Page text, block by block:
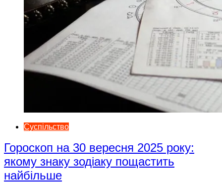
Суспільство
Гороскоп на 30 вересня 2025 року:
якому знаку зодіаку пощастить
найбільше